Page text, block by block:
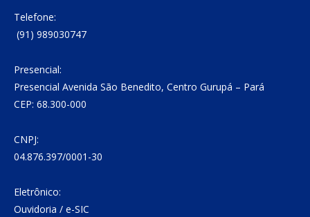
Telefone:
(91) 989030747
Presencial:
Presencial Avenida São Benedito, Centro Gurupá – Pará
CEP: 68.300-000
CNPJ:
04.876.397/0001-30
Eletrônico:
Ouvidoria / e-SIC